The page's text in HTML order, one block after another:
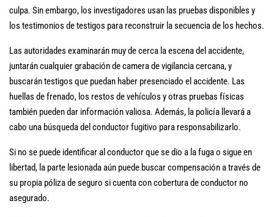
culpa. Sin embargo, los investigadores usan las pruebas disponibles y
los testimonios de testigos para reconstruir la secuencia de los hechos.
Las autoridades examinarán muy de cerca la escena del accidente,
juntarán cualquier grabación de camera de vigilancia cercana, y
buscarán testigos que puedan haber presenciado el accidente. Las
huellas de frenado, los restos de vehículos y otras pruebas físicas
también pueden dar información valiosa. Además, la policía llevará a
cabo una búsqueda del conductor fugitivo para responsabilizarlo.
Si no se puede identificar al conductor que se dio a la fuga o sigue en
libertad, la parte lesionada aún puede buscar compensación a través de
su propia póliza de seguro si cuenta con cobertura de conductor no
asegurado.